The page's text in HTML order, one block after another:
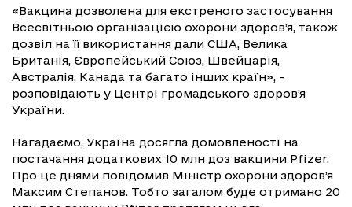
«Вакцина дозволена для екстреного застосування
Всесвітньою організацією охорони здоров’я, також
дозвіл на її використання дали США, Велика
Британія, Європейський Союз, Швейцарія,
Австралія, Канада та багато інших країн», -
розповідають у Центрі громадського здоров’я
України.
Нагадаємо, Україна досягла домовленості на
постачання додаткових 10 млн доз вакцини Pfizer.
Про це днями повідомив Міністр охорони здоров’я
Максим Степанов. Тобто загалом буде отримано 20